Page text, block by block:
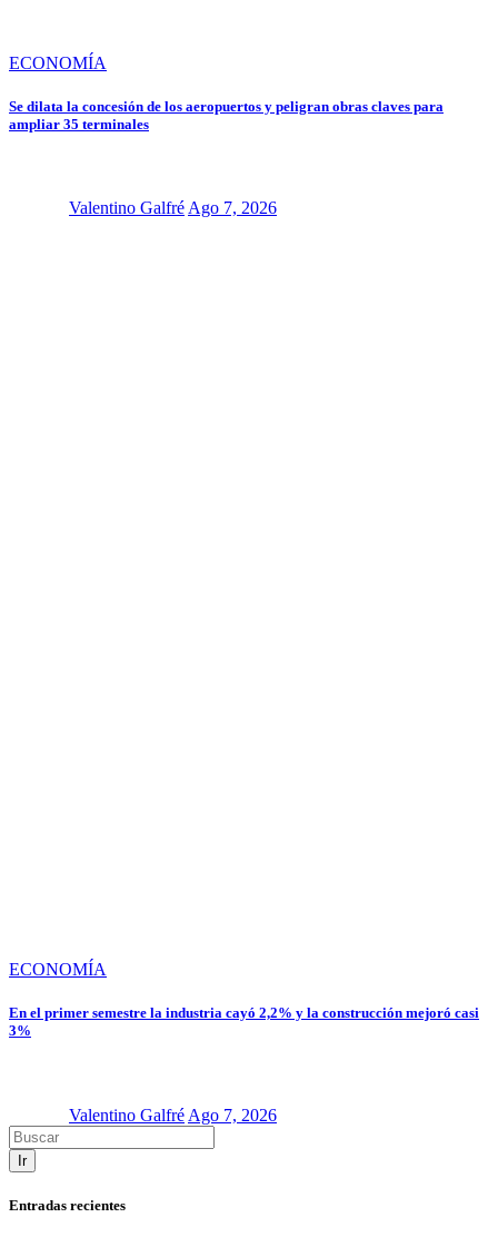
ECONOMÍA
Se dilata la concesión de los aeropuertos y peligran obras claves para
ampliar 35 terminales
Valentino Galfré Ago 7, 2026
ECONOMÍA
En el primer semestre la industria cayó 2,2% y la construcción mejoró casi
3%
Valentino Galfré Ago 7, 2026
Ir
Entradas recientes